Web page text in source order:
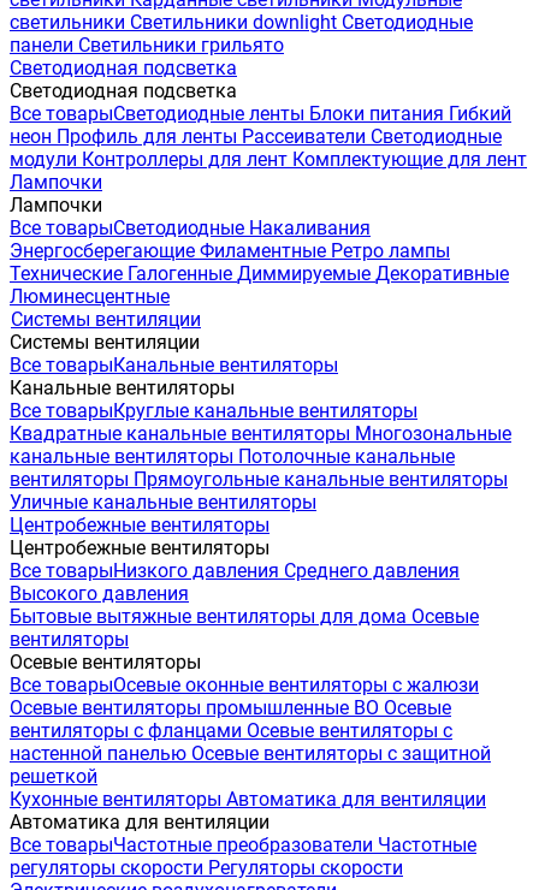
светильники Светильники downlight Светодиодные
панели Светильники грильято
Светодиодная подсветка
Светодиодная подсветка
Все товарыСветодиодные ленты Блоки питания Гибкий
неон Профиль для ленты Рассеиватели Светодиодные
модули Контроллеры для лент Комплектующие для лент
Лампочки
Лампочки
Все товарыСветодиодные Накаливания
Энергосберегающие Филаментные Ретро лампы
Технические Галогенные Диммируемые Декоративные
Люминесцентные
Системы вентиляции
Системы вентиляции
Все товарыКанальные вентиляторы
Канальные вентиляторы
Все товарыКруглые канальные вентиляторы
Квадратные канальные вентиляторы Многозональные
канальные вентиляторы Потолочные канальные
вентиляторы Прямоугольные канальные вентиляторы
Уличные канальные вентиляторы
Центробежные вентиляторы
Центробежные вентиляторы
Все товарыНизкого давления Среднего давления
Высокого давления
Бытовые вытяжные вентиляторы для дома Осевые
вентиляторы
Осевые вентиляторы
Все товарыОсевые оконные вентиляторы с жалюзи
Осевые вентиляторы промышленные ВО Осевые
вентиляторы с фланцами Осевые вентиляторы с
настенной панелью Осевые вентиляторы с защитной
решеткой
Кухонные вентиляторы Автоматика для вентиляции
Автоматика для вентиляции
Все товарыЧастотные преобразователи Частотные
регуляторы скорости Регуляторы скорости